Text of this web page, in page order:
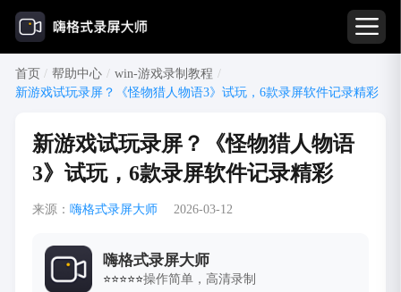
首页 / 帮助中心 / win-游戏录制教程 /
新游戏试玩录屏？《怪物猎人物语3》试玩，6款录屏软件记录精彩
新游戏试玩录屏？《怪物猎人物语
3》试玩，6款录屏软件记录精彩
来源： 嗨格式录屏大师 2026-03-12
嗨格式录屏大师
⭐⭐⭐⭐⭐操作简单，高清录制